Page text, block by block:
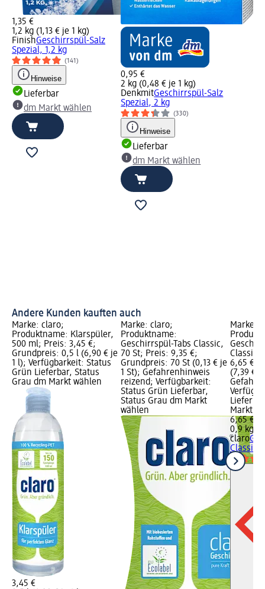
1,35 €
1,2 kg (1,13 € je 1 kg)
FinishGeschirrspül-Salz
Spezial, 1,2 kg
(141)
Hinweise
Lieferbar
dm Markt wählen
0,95 €
2 kg (0,48 € je 1 kg)
DenkmitGeschirrspül-Salz
Spezial, 2 kg
(330)
Hinweise
Lieferbar
dm Markt wählen
Andere Kunden kauften auch
Marke: claro;
Produktname: Klarspüler,
500 ml; Preis: 3,45 €;
Grundpreis: 0,5 l (6,90 € je
1 l); Verfügbarkeit: Status
Grün Lieferbar, Status
Grau dm Markt wählen
3,45 €
Marke: claro;
Produktname:
Geschirrspül-Tabs Classic,
70 St; Preis: 9,35 €;
Grundpreis: 70 St (0,13 € je
1 St); Gefahrenhinweis
reizend; Verfügbarkeit:
Status Grün Lieferbar,
Status Grau dm Markt
wählen
Marke:
Classic,
6,65 €;
(7,39 €
Markt
6,65 €
0,9 kg
claro
Classic,